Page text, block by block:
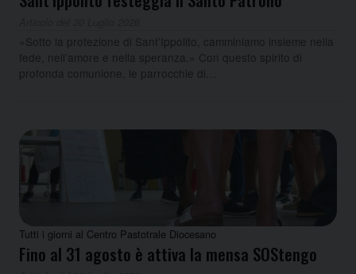
«Sotto la protezione di Sant’Ippolito, camminiamo insieme nella
fede, nell’amore e nella speranza.» Con questo spirito di
profonda comunione, le parrocchie di…
Tutti i giorni al Centro Pastotrale Diocesano
Fino al 31 agosto è attiva la mensa SOStengo